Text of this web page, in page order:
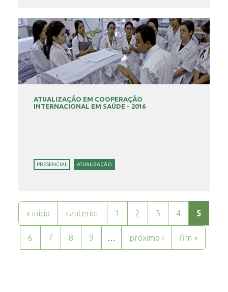
ATUALIZAÇÃO EM COOPERAÇÃO
INTERNACIONAL EM SAÚDE - 2016
PRESENCIAL ATUALIZAÇÃO
Páginas
« início ‹ anterior 1 2 3 4 5
6 7 8 9 … próximo › fim »